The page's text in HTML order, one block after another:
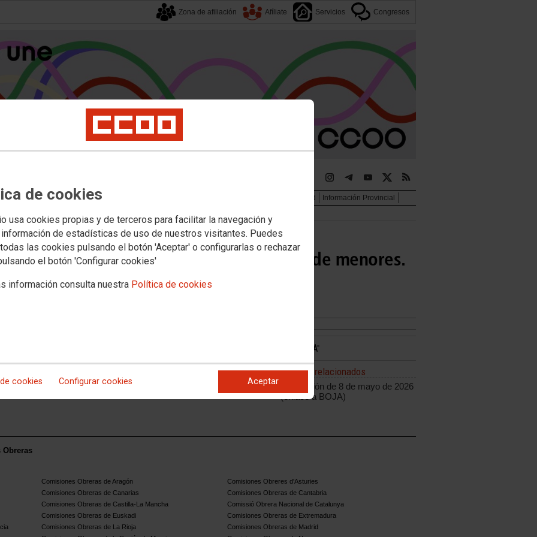
de cookies
usa cookies propias y de terceros para facilitar la navegación y
de estadísticas de uso de nuestros visitantes. Puedes
las cookies pulsando el botón 'Aceptar' o configurarlas o rechazar
el botón 'Configurar cookies'
información consulta nuestra Política de cookies
cookies Configurar cookies Aceptar
Zona de afiliación Afíliate Servicios Congresos
Universidad Privada Política Educativa
Información Provincial
e Información sectorizada Reforma Juvenil y Protección de Menores
estatal de reforma juvenil y protección de menores.
el Acta de la Comisión Paritaria del V Convenio colectivo estatal de
Enlaces relacionados
Resolución de 8 de mayo de 2026
(enlace a BOJA)
Obreras
Comisiones Obreras de Aragón
Comisiones Obreres d'Asturies
Comisiones Obreras de Canarias
Comisiones Obreras de Cantabria
Comisiones Obreras de Castilla-La Mancha
Comissió Obrera Nacional de Catalunya
Comisiones Obreras de Euskadi
Comisiones Obreras de Extremadura
Comisiones Obreras de La Rioja
Comisiones Obreras de Madrid